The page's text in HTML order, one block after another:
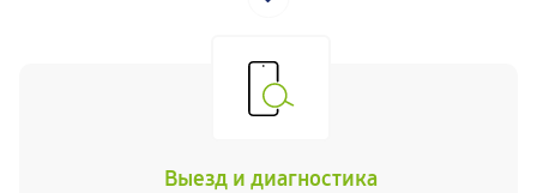
Выезд и диагностика